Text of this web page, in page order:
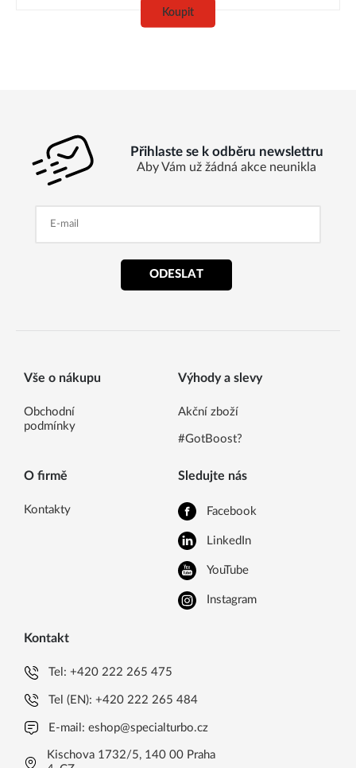
Koupit
Přihlaste se k odběru newslettru
Aby Vám už žádná akce neunikla
ODESLAT
Vše o nákupu
Obchodní
podmínky
Výhody a slevy
Akční zboží
#GotBoost?
O firmě
Kontakty
Sledujte nás
Facebook
LinkedIn
YouTube
Instagram
Kontakt
Tel:+420 222 265 475
Tel (EN):+420 222 265 484
E-mail:eshop@specialturbo.cz
Kischova 1732/5, 140 00 Praha